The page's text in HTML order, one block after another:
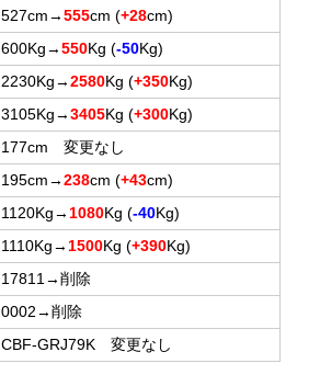
527cm→ 555cm (+28cm)
600Kg→ 550Kg (-50Kg)
2230Kg→ 2580Kg (+350Kg)
3105Kg→ 3405Kg (+300Kg)
177cm 変更なし
195cm→ 238cm (+43cm)
1120Kg→ 1080Kg (-40Kg)
1110Kg→ 1500Kg (+390Kg)
17811→削除
0002→削除
CBF-GRJ79K 変更なし